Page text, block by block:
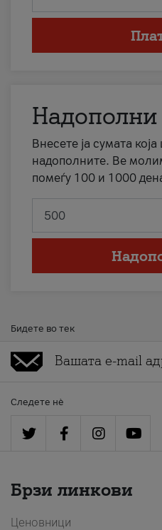
Надополни
Внесете ја сумата
надополните. Ве
помеѓу 100 и 1000
Бидете во тек
Следете нè
Брзи линкови
Ценовници